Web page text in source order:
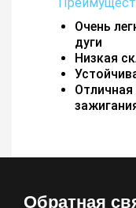
Очень
дуги
Низкая
Отличная
Обратная